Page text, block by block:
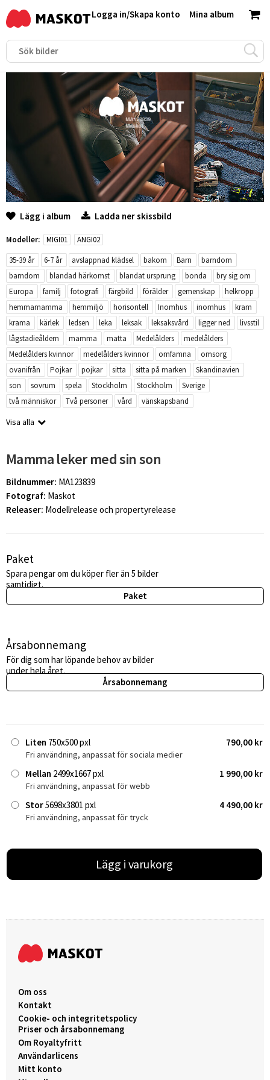
Mina album
Logga in/Skapa konto
Lägg i album Ladda ner skissbild
Modeller: MIGI01
ANGI02
35-39 år
6-7 år avslappnad klädsel bakom Barn
barndom
barndom
blandad härkomst blandat ursprung bonda
bry sig om
Europa
familj fotografi färgbild förälder gemenskap
helkropp
hemmamamma
hemmiljö horisontell Inomhus inomhus
kram
krama
kärlek ledsen leka leksak leksaksvård ligger ned
livsstil
lågstadieåldern
mamma matta Medelålders
medelålders
Medelålders kvinnor
medelålders kvinnor omfamna
omsorg
ovanifrån
Pojkar pojkar sitta sitta på marken
Skandinavien
son
sovrum spela Stockholm Stockholm
Sverige
två människor
Två personer vård vänskapsband
Visa alla
Mamma leker med sin son
Bildnummer: MA123839
Fotograf: Maskot
Releaser: Modellrelease och propertyrelease
Paket
Spara pengar om du köper fler än 5 bilder
samtidigt.
Paket
Årsabonnemang
För dig som har löpande behov av bilder
under hela året.
Årsabonnemang
Liten 750x500 pxl 790,00 kr
Fri användning, anpassat för sociala medier
Mellan 2499x1667 pxl 1 990,00 kr
Fri användning, anpassat för webb
Stor5698x3801 pxl 4 490,00 kr
Fri användning, anpassat för tryck
Lägg i varukorg
Om oss
Kontakt
Cookie- och integritetspolicy
Priser och årsabonnemang
Om Royaltyfritt
Användarlicens
Mitt konto